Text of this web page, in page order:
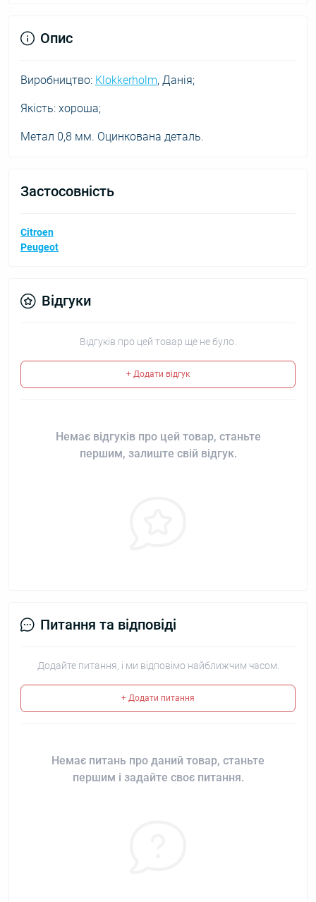
Опис
Виробництво: Klokkerholm, Данія;
Якість: хороша;
Метал 0,8 мм. Оцинкована деталь.
Застосовність
Citroen
Peugeot
Відгуки
Відгуків про цей товар ще не було.
+ Додати відгук
Немає відгуків про цей товар, станьте
першим, залиште свій відгук.
Питання та відповіді
Додайте питання, і ми відповімо найближчим часом.
+ Додати питання
Немає питань про даний товар, станьте
першим і задайте своє питання.